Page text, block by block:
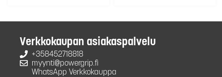
Verkkokaupan asiakaspalvelu
+358452718818
myynti@powergrip.fi
WhatsApp Verkkokauppa